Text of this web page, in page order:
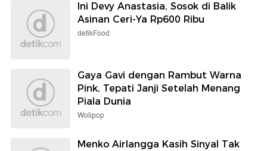
Ini Devy Anastasia, Sosok di Balik
Asinan Ceri-Ya Rp600 Ribu
detikFood
Gaya Gavi dengan Rambut Warna
Pink, Tepati Janji Setelah Menang
Piala Dunia
Wolipop
Menko Airlangga Kasih Sinyal Tak